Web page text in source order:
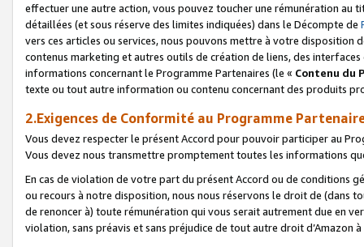
effectuer une autre action, vous pouvez toucher une rémunération
détaillées (et sous réserve des limites indiquées) dans le Décompte de
vers ces articles ou services, nous pouvons mettre à votre disposition
contenus marketing et autres outils de création de liens, des
informations concernant le Programme Partenaires (le « Contenu du
texte ou tout autre information ou contenu concernant des produits
2.Exigences de Conformité au Programme
Vous devez respecter le présent Accord pour pouvoir participer au
Vous devez nous transmettre promptement toutes les informations
En cas de violation de votre part du présent Accord ou de conditions
ou recours à notre disposition, nous nous réservons le droit de (dans
de renoncer à) toute rémunération qui vous serait autrement due en
violation, sans préavis et sans préjudice de tout autre droit